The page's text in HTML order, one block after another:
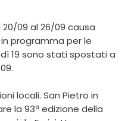
09 al 26/09 causa
programma per le
19 sono stati spostati a
locali. San Pietro in
la 93ª edizione della